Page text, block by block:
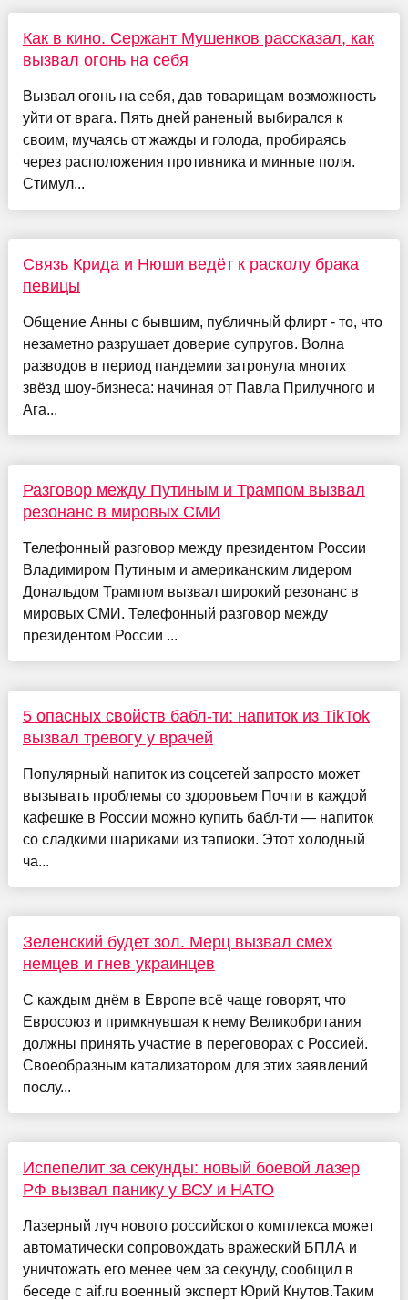
Как в кино. Сержант Мушенков рассказал, как
вызвал огонь на себя
Вызвал огонь на себя, дав товарищам возможность
уйти от врага. Пять дней раненый выбирался к
своим, мучаясь от жажды и голода, пробираясь
через расположения противника и минные поля.
Стимул...
Связь Крида и Нюши ведёт к расколу брака
певицы
Общение Анны с бывшим, публичный флирт - то, что
незаметно разрушает доверие супругов. Волна
разводов в период пандемии затронула многих
звёзд шоу-бизнеса: начиная от Павла Прилучного и
Ага...
Разговор между Путиным и Трампом вызвал
резонанс в мировых СМИ
Телефонный разговор между президентом России
Владимиром Путиным и американским лидером
Дональдом Трампом вызвал широкий резонанс в
мировых СМИ. Телефонный разговор между
президентом России ...
5 опасных свойств бабл-ти: напиток из TikTok
вызвал тревогу у врачей
Популярный напиток из соцсетей запросто может
вызывать проблемы со здоровьем Почти в каждой
кафешке в России можно купить бабл-ти — напиток
со сладкими шариками из тапиоки. Этот холодный
ча...
Зеленский будет зол. Мерц вызвал смех
немцев и гнев украинцев
С каждым днём в Европе всё чаще говорят, что
Евросоюз и примкнувшая к нему Великобритания
должны принять участие в переговорах с Россией.
Своеобразным катализатором для этих заявлений
послу...
Испепелит за секунды: новый боевой лазер
РФ вызвал панику у ВСУ и НАТО
Лазерный луч нового российского комплекса может
автоматически сопровождать вражеский БПЛА и
уничтожать его менее чем за секунду, сообщил в
беседе с aif.ru военный эксперт Юрий Кнутов.Таким